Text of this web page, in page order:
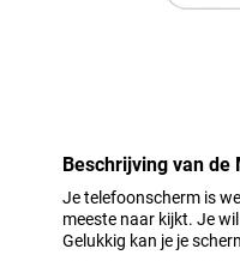
Beschrijving van de
Je telefoonscherm is
meeste naar kijkt. Je
Gelukkig kan je je